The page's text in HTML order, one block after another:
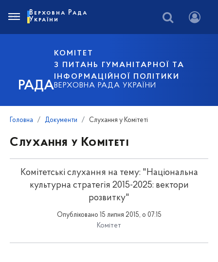
РАДА
КОМІТЕТ
З ПИТАНЬ ГУМАНІТАРНОЇ ТА
ІНФОРМАЦІЙНОЇ ПОЛІТИКИ
ВЕРХОВНА РАДА УКРАЇНИ
Верховна Рада
України
Головна Документи Слухання у Комітеті
Слухання у Комітеті
Комітетські слухання на тему: "Національна
культурна стратегія 2015-2025: вектори
розвитку"
Опубліковано 15 липня 2015, о 07:15
Комітет